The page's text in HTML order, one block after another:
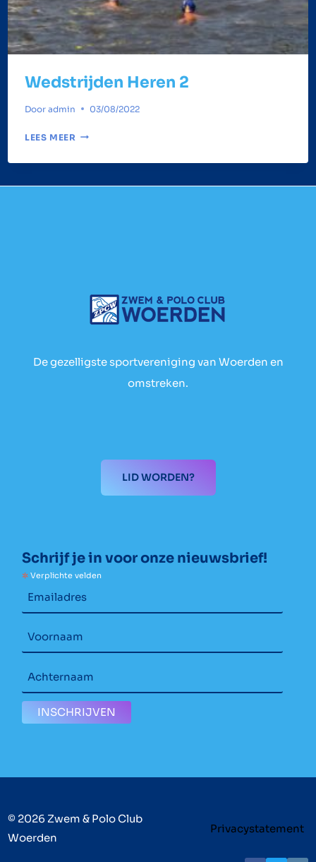
Wedstrijden Heren 2
Door admin 03/08/2022
LEES MEER WEDSTRIJDEN
2
De gezelligste sportvereniging van Woerden en
omstreken.
LID WORDEN?
Schrijf je in voor onze nieuwsbrief!
* Verplichte velden
© 2026 Zwem & Polo Club
Woerden
Privacystatement